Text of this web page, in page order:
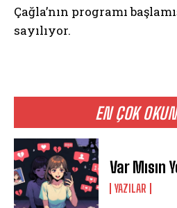
EN ÇOK
Var Mısın
YAZILAR
Çağla’nın programı
sayılıyor.